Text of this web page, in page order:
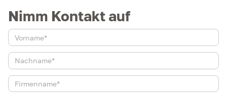
Nimm Kontakt auf